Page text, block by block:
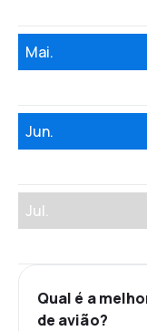
Mai.
Jun.
Jul.
Qual é a
de avião?